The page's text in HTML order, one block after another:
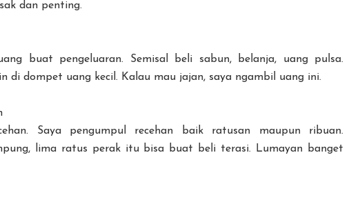
dan penting.
buat pengeluaran. Semisal beli sabun, belanja, uang pulsa.
di dompet uang kecil. Kalau mau jajan, saya ngambil uang ini.
Saya pengumpul recehan baik ratusan maupun ribuan.
lima ratus perak itu bisa buat beli terasi. Lumayan banget